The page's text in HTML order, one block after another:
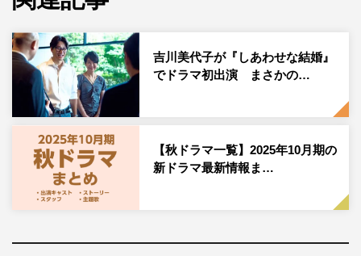
曜ドラマ『しあわせな結婚』（テレビ朝日系 毎週木曜
午後9時～9時54分）の第8話（9月4日（木）放送）に、
佐々木蔵之介がゲスト出演する。
本作は、大石静の脚本で夫婦の愛を問う完全オリジナルの
マリッジ・サスペンス。主人公は、テレビにも出演する人
気弁護士・原田幸太郎（阿部）。幸太郎は入院先の病院
で、感情を表に出さず、ほとんど笑顔も見せないミステリ
アスな高校の美術教師・鈴木ネルラ（松）と運命の出会い
を果たす。独身主義を貫いてきた幸太郎の結婚観を大転換
吉川美代子が『しあわせな結婚』
でドラマ初出演 まさかの…
【秋ドラマ一覧】2025年10月期の
新ドラマ最新情報ま…